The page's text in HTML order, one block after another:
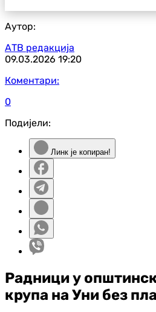
Аутор:
АТВ редакција
09.03.2026 19:20
Коментари:
0
Подијели:
Линк је копиран!
Радници у
крупа на Уни без